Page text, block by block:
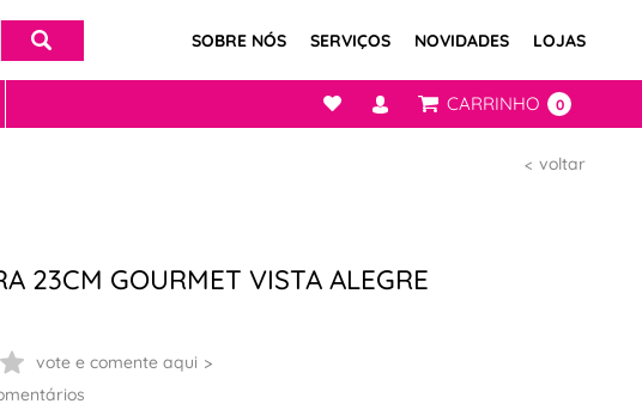
SOBRE NÓS SERVIÇOS NOVIDADES LOJAS
CARRINHO 0
voltar
23CM GOURMET VISTA ALEGRE
vote e comente aqui